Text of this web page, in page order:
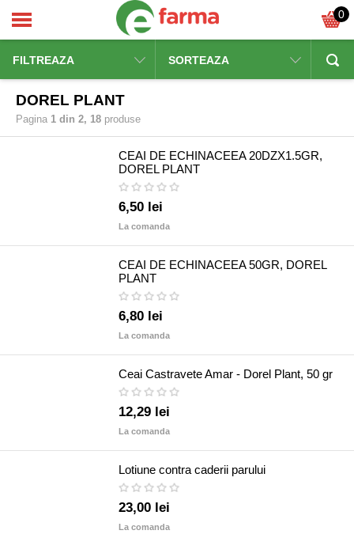
0
FILTREAZA SORTEAZA
DOREL PLANT
Pagina 1 din 2, 18 produse
CEAI DE ECHINACEEA 20DZX1.5GR,
DOREL PLANT
6,50 lei
La comanda
CEAI DE ECHINACEEA 50GR, DOREL
PLANT
6,80 lei
La comanda
Ceai Castravete Amar - Dorel Plant, 50 gr
12,29 lei
La comanda
Lotiune contra caderii parului
23,00 lei
La comanda